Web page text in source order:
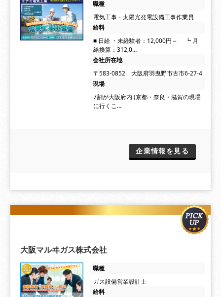
職種
電気工事・太陽光発電設備工事作業員
給料
■ 日給 ・未経験者：12,000円～ ┗ 月
給換算：312,0…
会社所在地
〒583-0852 大阪府羽曳野市古市6-27-4
現場
7割が大阪府内 (京都・奈良・滋賀の現場
に行くこ…
企業情報を見る
大阪マルヰガス株式会社
職種
ガス設備営業設計士
給料